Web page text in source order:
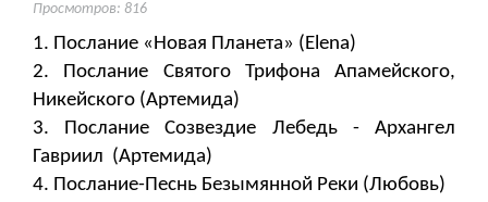
Просмотров: 816
1. Послание «Новая Планета» (Elena)
2. Послание Святого Трифона Апамейского,
Никейского (Артемида)
3. Послание Созвездие Лебедь - Архангел
Гавриил (Артемида)
4. Послание-Песнь Безымянной Реки (Любовь)